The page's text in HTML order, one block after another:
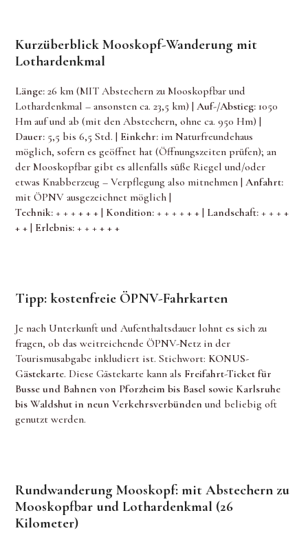
Kurzüberblick Mooskopf-Wanderung mit
Lothardenkmal
Länge: 26 km (MIT Abstechern zu Mooskopfbar und
Lothardenkmal – ansonsten ca. 23,5 km) |Auf-/Abstieg: 1050
Hm auf und ab (mit den Abstechern, ohne ca. 950 Hm) |
Dauer: 5,5 bis 6,5 Std. | Einkehr: im Naturfreundehaus
möglich, sofern es geöffnet hat (Öffnungszeiten prüfen); an
der Mooskopfbar gibt es allenfalls süße Riegel und/oder
etwas Knabberzeug – Verpflegung also mitnehmen |Anfahrt:
mit ÖPNV ausgezeichnet möglich |
Technik: + + + + + + | Kondition: + + + + + + | Landschaft: + + + +
+ + | Erlebnis: + + ++ + +
Tipp: kostenfreie ÖPNV-Fahrkarten
Je nach Unterkunft und Aufenthaltsdauer lohnt es sich zu
fragen, ob das weitreichende ÖPNV-Netz in der
Tourismusabgabe inkludiert ist. Stichwort: KONUS-
Gästekarte. Diese Gästekarte kann als Freifahrt-Ticket für
Busse und Bahnen von Pforzheim bis Basel sowie Karlsruhe
bis Waldshut in neun Verkehrsverbünden und beliebig oft
genutzt werden.
Rundwanderung Mooskopf: mit Abstechern zu
Mooskopfbar und Lothardenkmal (26
Kilometer)